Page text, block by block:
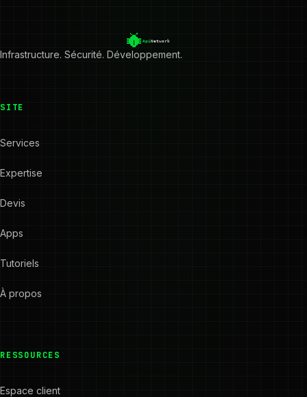
Infrastructure. Sécurité. Développement.
SITE
Services
Expertise
Devis
Apps
Tutoriels
À propos
RESSOURCES
Espace client